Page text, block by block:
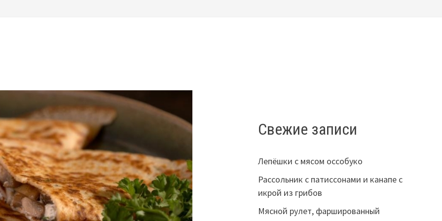
Свежие записи
Лепёшки с мясом оссобуко
Рассольник с патиссонами и канапе с
икрой из грибов
Мясной рулет, фаршированный